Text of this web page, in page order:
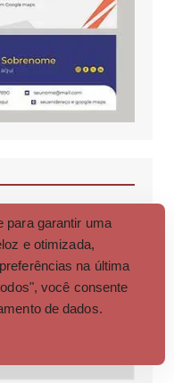
para garantir uma
e otimizada,
na última
você consente
de dados.